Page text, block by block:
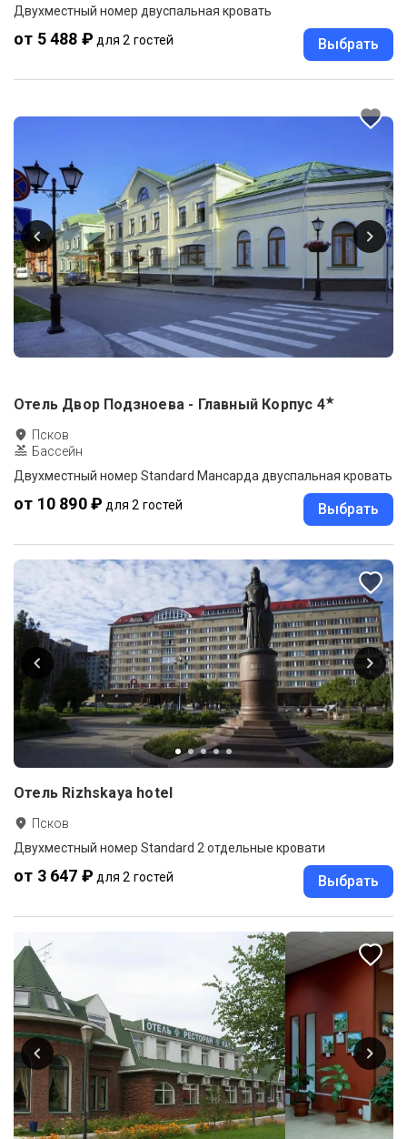
Двухместный номер двуспальная кровать
от 5 488 ₽ для 2 гостей Выбрать
Отель Двор Подзноева - Главный Корпус 4★
Псков
Бассейн
Двухместный номер Standard Мансарда двуспальная кровать
от 10 890 ₽ для 2 гостей Выбрать
Отель Rizhskaya hotel
Псков
Двухместный номер Standard 2 отдельные кровати
от 3 647 ₽ для 2 гостей Выбрать